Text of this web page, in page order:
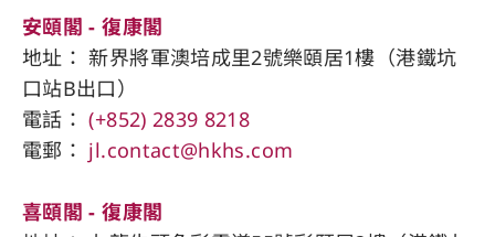
安頤閣 - 復康閣
地址： 新界將軍澳培成里2號樂頤居1樓（港鐵坑
口站​B出口）
電話：(+852) 2839 8218
電郵： jl.contact@hkhs.com
喜頤閣 - 復康閣